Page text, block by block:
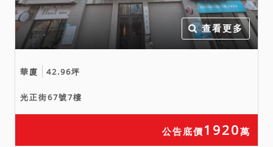
震受創、嚴重漏水、火災受
損、建物內有非自然死亡之
情事，然本院筆錄中已載明
查看更多
華廈 42.96坪
光正街67號7樓
公告底價 1920萬